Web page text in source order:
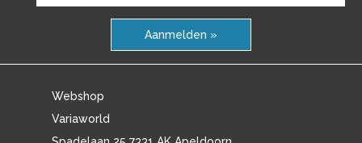
Aanmelden »
Webshop
Variaworld